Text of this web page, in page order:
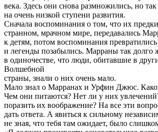
века. Здесь они снова размножились, но так
на очень низкой ступени развития.
Сначала воспоминания о том, что их
странном, мрачном мире, передавались
к детям, потом воспоминания
и легенды позабылись. Марраны так долго
в одиночестве, что люди, обитавшие в
Волшебной
страны, знали о них очень мало.
Мало знал о Марранах и Урфин Джюс.
Чем они питаются? Нет ли у них
поразить их воображение? На все эти
дать ответа. А явиться к сильному
не зная, что тебя там ожидает, было